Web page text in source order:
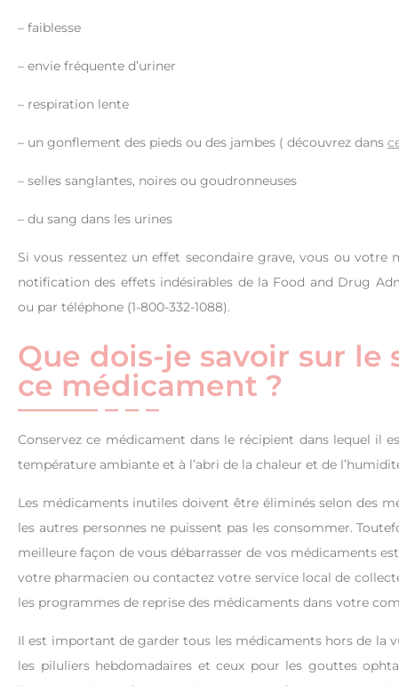
– faiblesse
– envie fréquente d’uriner
– respiration lente
– un gonflement des pieds ou des jambes ( découvrez dans
– selles sanglantes, noires ou goudronneuses
– du sang dans les urines
Si vous ressentez un effet secondaire grave, vous ou
notification des effets indésirables de la Food and Drug
ou par téléphone (1-800-332-1088).
Que dois-je savoir sur
ce médicament ?
Conservez ce médicament dans le récipient dans lequel il
température ambiante et à l’abri de la chaleur et de
Les médicaments inutiles doivent être éliminés selon des
les autres personnes ne puissent pas les consommer.
meilleure façon de vous débarrasser de vos médicaments
votre pharmacien ou contactez votre service local de
les programmes de reprise des médicaments dans votre
Il est important de garder tous les médicaments hors de la
les piluliers hebdomadaires et ceux pour les gouttes